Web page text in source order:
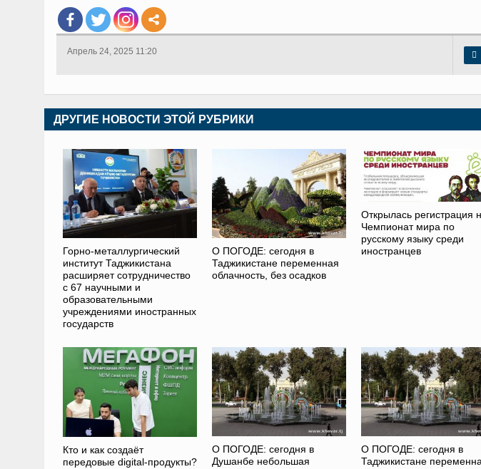

Апрель 24, 2025 11:20
ДРУГИЕ НОВОСТИ ЭТОЙ РУБРИКИ
Горно-металлургический
институт Таджикистана
расширяет сотрудничество
с 67 научными и
образовательными
учреждениями иностранных
государств
О ПОГОДЕ: сегодня в
Таджикистане переменная
облачность, без осадков
Открылась регистрация
Чемпионат мира по
русскому языку среди
иностранцев
Кто и как создаёт
передовые digital-продукты?
О ПОГОДЕ: сегодня в
Душанбе небольшая
О ПОГОДЕ: сегодня в
Таджикистане